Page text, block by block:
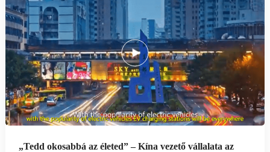
„Tedd okosabbá az életed” – Kína vezető vállalata az